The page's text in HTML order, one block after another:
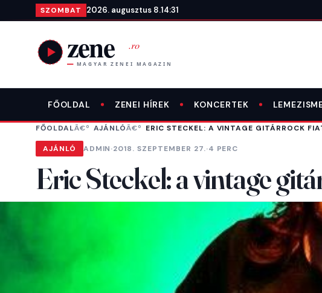
Ugrás a tartalomra
SZOMBAT 2026. augusztus 8.14:31
FŐOLDAL ZENEI HÍREK KONCERTEK
FŐOLDAL AJÁNLÓ ERIC STECKEL: A VINTAGE GITÁRROCK
AJÁNLÓ ADMIN·2018. SZEPTEMBER 27.·4 PERC
Eric Steckel: a vintage